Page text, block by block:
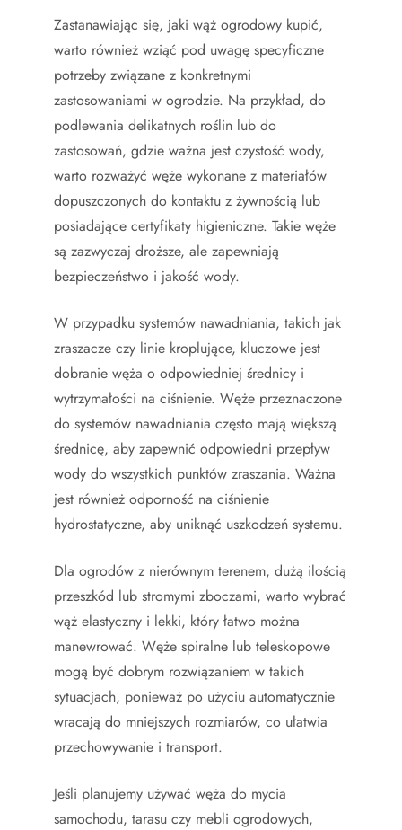
Zastanawiając się, jaki wąż ogrodowy kupić,
warto również wziąć pod uwagę specyficzne
potrzeby związane z konkretnymi
zastosowaniami w ogrodzie. Na przykład, do
podlewania delikatnych roślin lub do
zastosowań, gdzie ważna jest czystość wody,
warto rozważyć węże wykonane z materiałów
dopuszczonych do kontaktu z żywnością lub
posiadające certyfikaty higieniczne. Takie węże
są zazwyczaj droższe, ale zapewniają
bezpieczeństwo i jakość wody.
W przypadku systemów nawadniania, takich jak
zraszacze czy linie kroplujące, kluczowe jest
dobranie węża o odpowiedniej średnicy i
wytrzymałości na ciśnienie. Węże przeznaczone
do systemów nawadniania często mają większą
średnicę, aby zapewnić odpowiedni przepływ
wody do wszystkich punktów zraszania. Ważna
jest również odporność na ciśnienie
hydrostatyczne, aby uniknąć uszkodzeń systemu.
Dla ogrodów z nierównym terenem, dużą ilością
przeszkód lub stromymi zboczami, warto wybrać
wąż elastyczny i lekki, który łatwo można
manewrować. Węże spiralne lub teleskopowe
mogą być dobrym rozwiązaniem w takich
sytuacjach, ponieważ po użyciu automatycznie
wracają do mniejszych rozmiarów, co ułatwia
przechowywanie i transport.
Jeśli planujemy używać węża do mycia
samochodu, tarasu czy mebli ogrodowych,